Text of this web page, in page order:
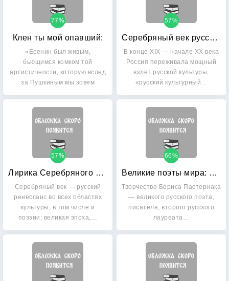
Клен ты мой опавший:
77%
«Есенин был живым,
бьющимся комком той
артистичности, которую вслед
за Пушкиным мы зовем
Серебряный век русской поэзии
57%
В конце XIX — начале XX века
Россия переживала мощный
взлет русской культуры,
«русский культурный…
Лирика Серебряного века
57%
Серебряный век — русский
ренессанс во всех областях
культуры, в том числе и
поэзии; великая эпоха,…
Великие поэты мира: Борис Пастернак
66%
Творчество Бориса Пастернака
— великого русского поэта,
писателя, второго русского
лауреата…